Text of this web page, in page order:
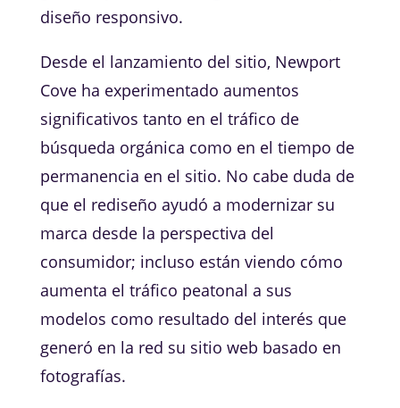
diseño responsivo.
Desde el lanzamiento del sitio, Newport
Cove ha experimentado aumentos
significativos tanto en el tráfico de
búsqueda orgánica como en el tiempo de
permanencia en el sitio. No cabe duda de
que el rediseño ayudó a modernizar su
marca desde la perspectiva del
consumidor; incluso están viendo cómo
aumenta el tráfico peatonal a sus
modelos como resultado del interés que
generó en la red su sitio web basado en
fotografías.